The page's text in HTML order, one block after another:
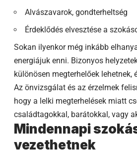
Alvászavarok, gondterheltség
Érdeklődés elvesztése a
Sokan ilyenkor még inkább
energiájuk enni. Bizonyos
különösen megterhelőek
Az önvizsgálat és az érzelmek
hogy a lelki megterhelések miatt
családtagokkal, barátokkal, vagy
Mindennapi
vezethetnek